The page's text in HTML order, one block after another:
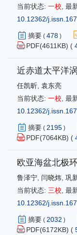
当前状态: 一校 最
10.12362/
摘要 ( 478 )
PDF(4611 KB) (
近赤道太平洋
任凯昕 袁东亮
当前状态: 一校 最
10.12362/
摘要 ( 2195 )
PDF(7064KB) (
欧亚海盆北极
鲁泽宁 闫晓炜 巩
当前状态: 三校 最
10.12362/
摘要 ( 2032 )
PDF(6172KB) (